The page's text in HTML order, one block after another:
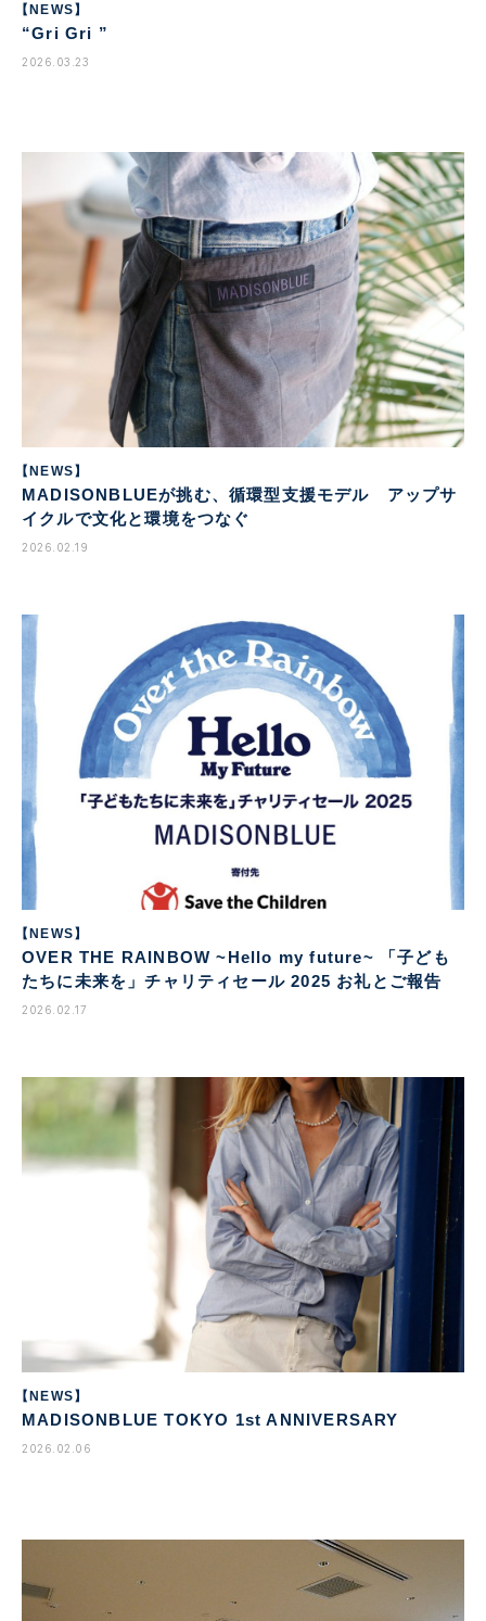
【NEWS】
“Gri Gri ”
2026.03.23
【NEWS】
MADISONBLUEが挑む、循環型支援モデル アップサ
イクルで文化と環境をつなぐ
2026.02.19
【NEWS】
OVER THE RAINBOW ~Hello my future~ 「子ども
たちに未来を」チャリティセール 2025 お礼とご報告
2026.02.17
【NEWS】
MADISONBLUE TOKYO 1st ANNIVERSARY
2026.02.06